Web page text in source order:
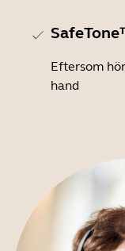
Eftersom
hand